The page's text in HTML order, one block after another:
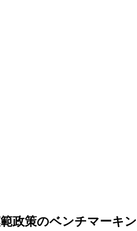
政策のベンチマーキン